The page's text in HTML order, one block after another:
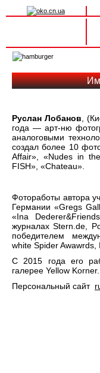
navigation
Руслан Лобанов,
года — арт-ню
аналоговыми
создал более 10
Affair», «Nudes in
FISH», «Chateau».
Фотоработы автора
Германии «Gregs
«Ina
журналах Stern.de,
победителем
white Spider
С 2015 года его
галерее Yellow Korner.
Персональный сайт